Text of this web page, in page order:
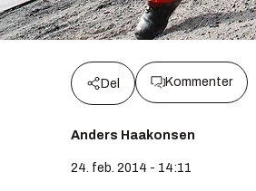
Del Kommenter
Anders Haakonsen
24. feb. 2014 - 14:11